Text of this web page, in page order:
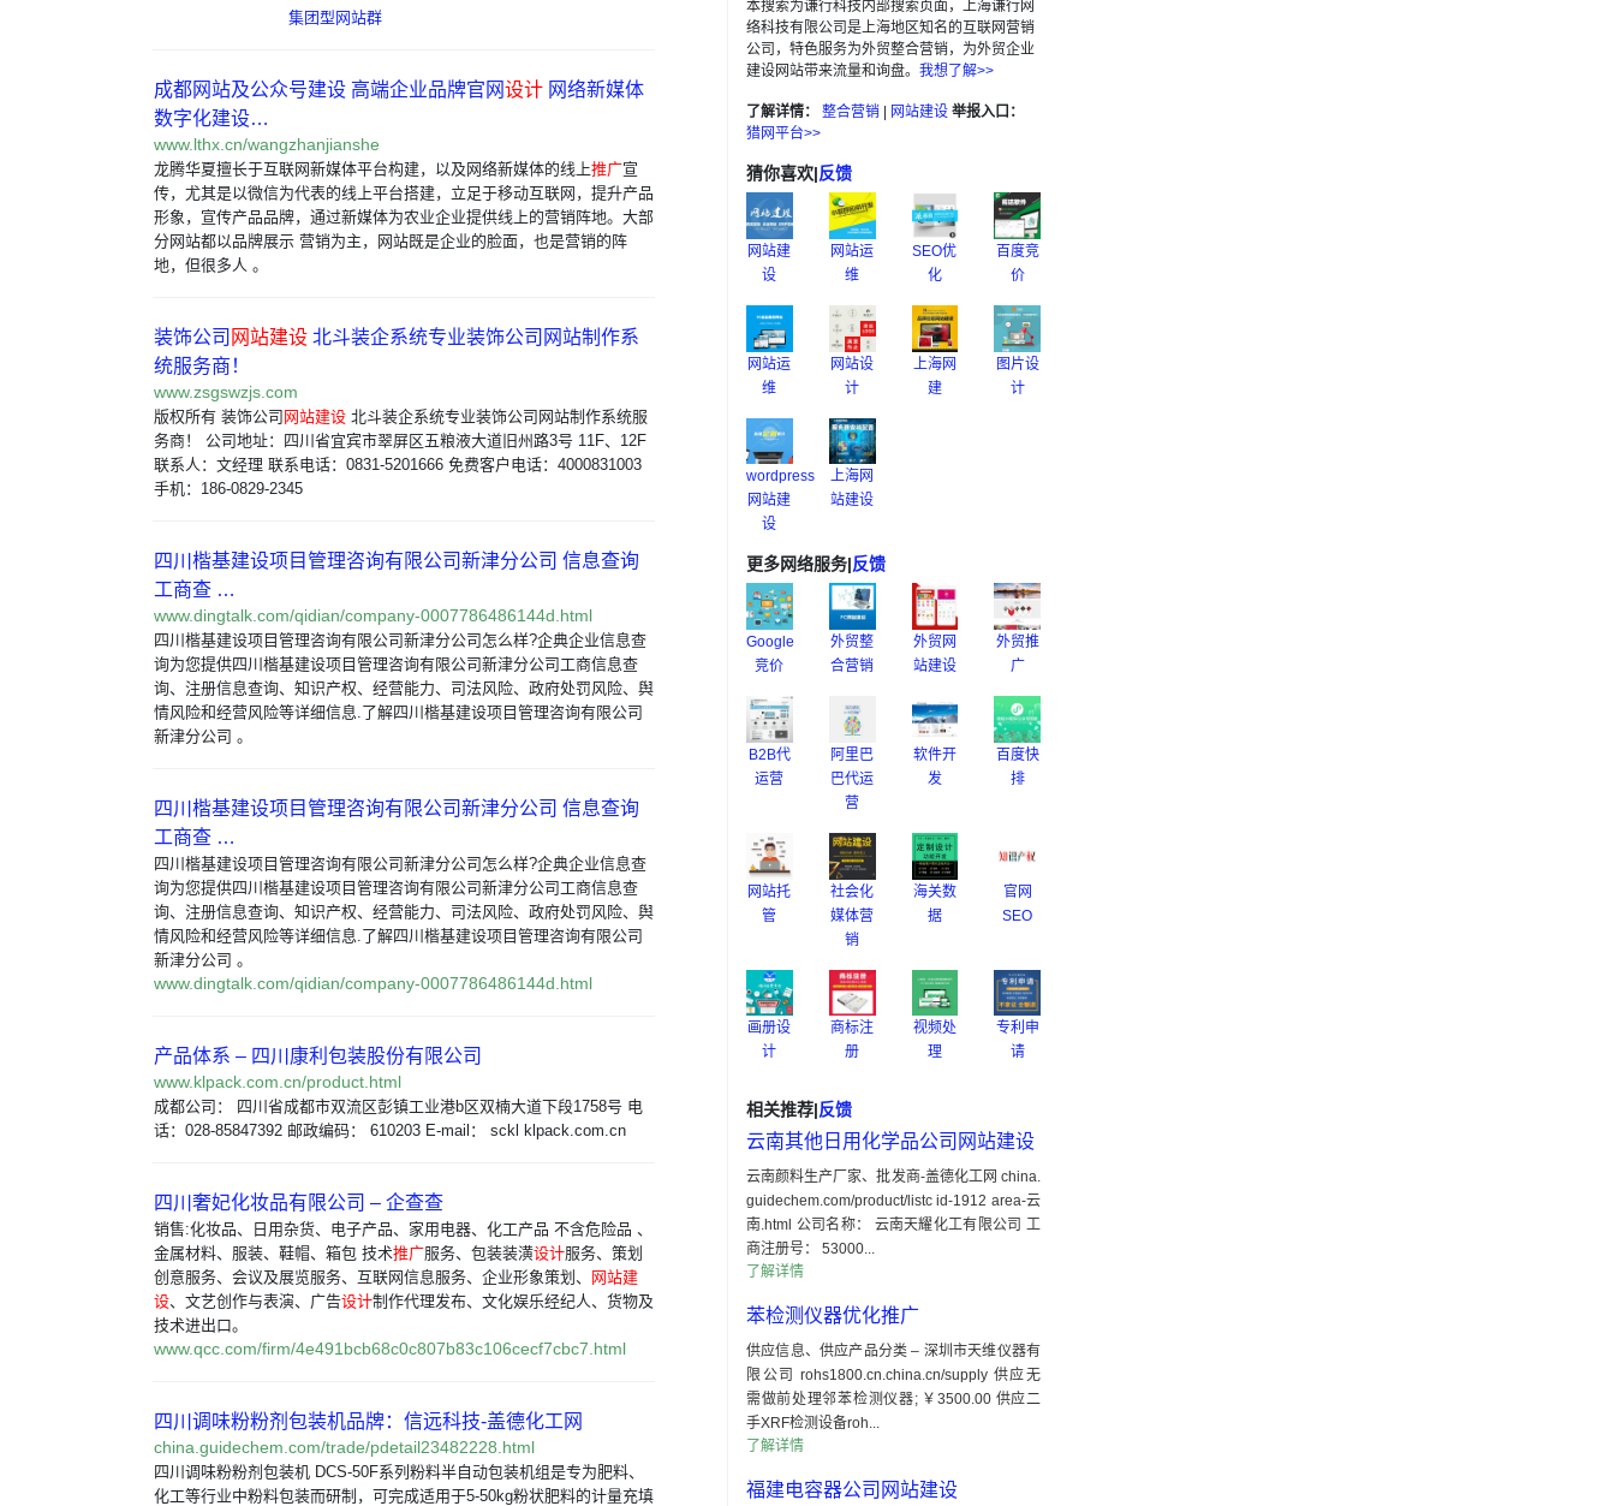
集团型网站群
成都网站及公众号建设 高端企业品牌官网设计 网络新媒体
数字化建设…
www.lthx.cn/wangzhanjianshe
龙腾华夏擅长于互联网新媒体平台构建，以及网络新媒体的线上推广宣
传，尤其是以微信为代表的线上平台搭建，立足于移动互联网，提升产品
形象，宣传产品品牌，通过新媒体为农业企业提供线上的营销阵地。大部
分网站都以品牌展示 营销为主，网站既是企业的脸面，也是营销的阵
地，但很多人 。
装饰公司 网站建设 北斗装企系统专业装饰公司网站制作系
统服务商！
www.zsgswzjs.com
版权所有 装饰公司 网站建设 北斗装企系统专业装饰公司网站制作系统服
务商！ 公司地址：四川省宜宾市翠屏区五粮液大道旧州路3号 11F、12F
联系人：文经理 联系电话：0831-5201666 免费客户电话：4000831003
手机：186-0829-2345
四川楷基建设项目管理咨询有限公司新津分公司 信息查询
工商查 …
www.dingtalk.com/qidian/company-0007786486144d.html
四川楷基建设项目管理咨询有限公司新津分公司怎么样?企典企业信息查
询为您提供四川楷基建设项目管理咨询有限公司新津分公司工商信息查
询、注册信息查询、知识产权、经营能力、司法风险、政府处罚风险、舆
情风险和经营风险等详细信息.了解四川楷基建设项目管理咨询有限公司
新津分公司 。
四川楷基建设项目管理咨询有限公司新津分公司 信息查询
工商查 …
四川楷基建设项目管理咨询有限公司新津分公司怎么样?企典企业信息查
询为您提供四川楷基建设项目管理咨询有限公司新津分公司工商信息查
询、注册信息查询、知识产权、经营能力、司法风险、政府处罚风险、舆
情风险和经营风险等详细信息.了解四川楷基建设项目管理咨询有限公司
新津分公司 。
www.dingtalk.com/qidian/company-0007786486144d.html
产品体系 – 四川康利包装股份有限公司
www.klpack.com.cn/product.html
成都公司： 四川省成都市双流区彭镇工业港b区双楠大道下段1758号 电
话：028-85847392 邮政编码： 610203 E-mail： sckl klpack.com.cn
四川奢妃化妆品有限公司 – 企查查
销售:化妆品、日用杂货、电子产品、家用电器、化工产品 不含危险品 、
金属材料、服装、鞋帽、箱包 技术推广服务、包装装潢设计服务、策划
创意服务、会议及展览服务、互联网信息服务、企业形象策划、
网站建
设、文艺创作与表演、广告设计制作代理发布、文化娱乐经纪人、货物及
技术进出口。
www.qcc.com/firm/4e491bcb68c0c807b83c106cecf7cbc7.html
四川调味粉粉剂包装机品牌：信远科技-盖德化工网
china.guidechem.com/trade/pdetail23482228.html
四川调味粉粉剂包装机 DCS-50F系列粉料半自动包装机组是专为肥料、
化工等行业中粉料包装而研制，可完成适用于5-50kg粉状肥料的计量充填
本搜索为谦行科技内部搜索页面，上海谦行网
络科技有限公司是上海地区知名的互联网营销
公司，特色服务为外贸整合营销，为外贸企业
建设网站带来流量和询盘。 我想了解>>
了解详情： 整合营销 网站建设 举报入口：
猎网平台>>
猜你喜欢|反馈
网站建
设
网站运
维
SEO优
化
百度竞
价
网站运
维
网站设
计
上海网
建
图片设
计
wordpress
网站建
设
上海网
站建设
更多网络服务|反馈
Google
竞价
外贸整
合营销
外贸网
站建设
外贸推
广
B2B代
运营
阿里巴
巴代运
营
软件开
发
百度快
排
网站托
管
社会化
媒体营
销
海关数
据
官网
SEO
画册设
计
商标注
册
视频处
理
专利申
请
相关推荐|反馈
云南其他日用化学品公司网站建设
云南颜料生产厂家、批发商-盖德化工网 china.
guidechem.com/product/listc id-1912 area-云
南.html 公司名称： 云南天耀化工有限公司 工
商注册号： 53000...
了解详情
苯检测仪器优化推广
供应信息、供应产品分类 – 深圳市天维仪器有
限公司 rohs1800.cn.china.cn/supply 供应无
需做前处理邻苯检测仪器; ￥3500.00 供应二
手XRF检测设备roh...
了解详情
福建电容器公司网站建设